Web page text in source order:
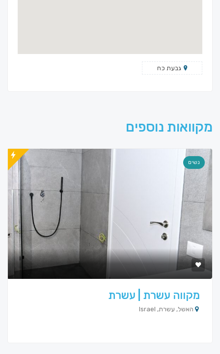
גבעת כח
מקוואות נוספים
נשים
מקווה עשרת | עשרת
האשל, עשרת, Israel